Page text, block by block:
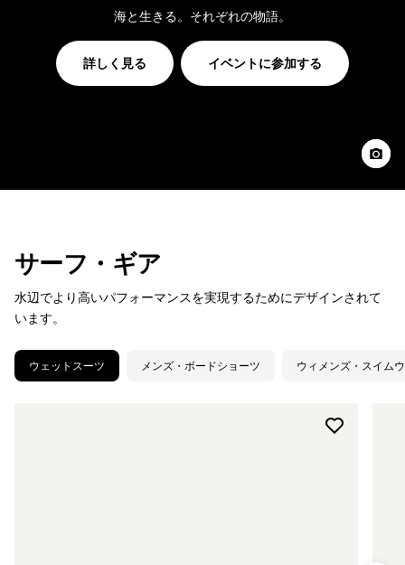
海と生きる。それぞれの物語。
詳しく見る イベントに参加する
サーフ・ギア
水辺でより高いパフォーマンスを実現するためにデザインされて
います。
ウェットスーツ メンズ・ボードショーツ ウィメンズ・スイム